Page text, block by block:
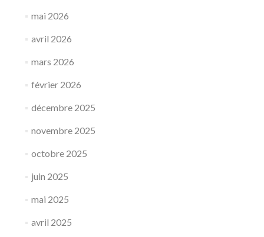
mai 2026
avril 2026
mars 2026
février 2026
décembre 2025
novembre 2025
octobre 2025
juin 2025
mai 2025
avril 2025